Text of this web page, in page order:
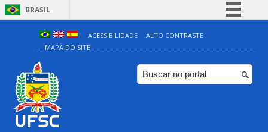
BRASIL
Simplifique!
Comunica BR
Participe
ACESSIBILIDADE
ALTO CONTRASTE
MAPA DO SITE